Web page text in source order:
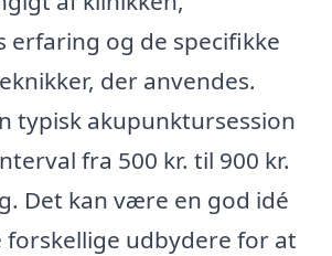
erfaring og de specifikke
der anvendes.
typisk akupunktursession
fra 500 kr. til 900 kr.
Det kan være en god idé
forskellige udbydere for at